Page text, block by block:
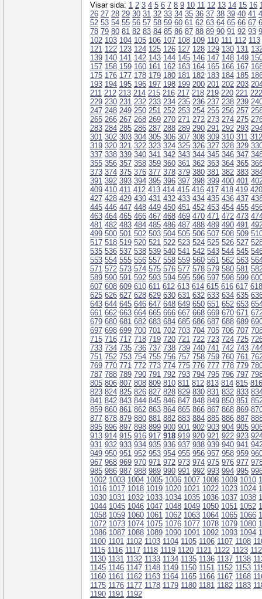
Visar sida: 1 2 3 4 5 6 7 8 9 10 11 12 13 14 15 16
26 27 28 29 30 31 32 33 34 35 36 37 38 39 40 41
52 53 54 55 56 57 58 59 60 61 62 63 64 65 66 67
78 79 80 81 82 83 84 85 86 87 88 89 90 91 92 93
102 103 104 105 106 107 108 109 110 111 112 113
121 122 123 124 125 126 127 128 129 130 131
139 140 141 142 143 144 145 146 147 148 149
157 158 159 160 161 162 163 164 165 166 167
175 176 177 178 179 180 181 182 183 184 185
193 194 195 196 197 198 199 200 201 202 203
211 212 213 214 215 216 217 218 219 220 221 222
229 230 231 232 233 234 235 236 237 238 239
247 248 249 250 251 252 253 254 255 256 257
265 266 267 268 269 270 271 272 273 274 275
283 284 285 286 287 288 289 290 291 292 293
301 302 303 304 305 306 307 308 309 310 311 312
319 320 321 322 323 324 325 326 327 328 329
337 338 339 340 341 342 343 344 345 346 347
355 356 357 358 359 360 361 362 363 364 365
373 374 375 376 377 378 379 380 381 382 383
391 392 393 394 395 396 397 398 399 400 401
409 410 411 412 413 414 415 416 417 418 419 420
427 428 429 430 431 432 433 434 435 436 437
445 446 447 448 449 450 451 452 453 454 455
463 464 465 466 467 468 469 470 471 472 473
481 482 483 484 485 486 487 488 489 490 491
499 500 501 502 503 504 505 506 507 508 509
517 518 519 520 521 522 523 524 525 526 527
535 536 537 538 539 540 541 542 543 544 545
553 554 555 556 557 558 559 560 561 562 563
571 572 573 574 575 576 577 578 579 580 581
589 590 591 592 593 594 595 596 597 598 599
607 608 609 610 611 612 613 614 615 616 617 618
625 626 627 628 629 630 631 632 633 634 635
643 644 645 646 647 648 649 650 651 652 653
661 662 663 664 665 666 667 668 669 670 671
679 680 681 682 683 684 685 686 687 688 689
697 698 699 700 701 702 703 704 705 706 707
715 716 717 718 719 720 721 722 723 724 725
733 734 735 736 737 738 739 740 741 742 743
751 752 753 754 755 756 757 758 759 760 761
769 770 771 772 773 774 775 776 777 778 779
787 788 789 790 791 792 793 794 795 796 797
805 806 807 808 809 810 811 812 813 814 815 816
823 824 825 826 827 828 829 830 831 832 833
841 842 843 844 845 846 847 848 849 850 851
859 860 861 862 863 864 865 866 867 868 869
877 878 879 880 881 882 883 884 885 886 887
895 896 897 898 899 900 901 902 903 904 905
913 914 915 916 917 918 919 920 921 922 923
931 932 933 934 935 936 937 938 939 940 941
949 950 951 952 953 954 955 956 957 958 959
967 968 969 970 971 972 973 974 975 976 977
985 986 987 988 989 990 991 992 993 994 995
1002 1003 1004 1005 1006 1007 1008 1009 1010
1016 1017 1018 1019 1020 1021 1022 1023 1024
1030 1031 1032 1033 1034 1035 1036 1037 1038
1044 1045 1046 1047 1048 1049 1050 1051 1052
1058 1059 1060 1061 1062 1063 1064 1065 1066
1072 1073 1074 1075 1076 1077 1078 1079 1080
1086 1087 1088 1089 1090 1091 1092 1093 1094
1100 1101 1102 1103 1104 1105 1106 1107 1108
1115 1116 1117 1118 1119 1120 1121 1122 1123
1130 1131 1132 1133 1134 1135 1136 1137 1138
1145 1146 1147 1148 1149 1150 1151 1152 1153
1160 1161 1162 1163 1164 1165 1166 1167 1168
1175 1176 1177 1178 1179 1180 1181 1182 1183
1190 1191 1192